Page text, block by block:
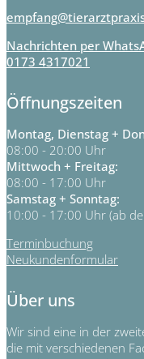
Nachrichten per
0173 4317021
Öffnungszeiten
Montag, Dienstag +
08:00 - 20:00 Uhr
Mittwoch + Freitag:
08:00 - 17:00 Uhr
Samstag + Sonntag:
10:00 - 17:00 Uhr (ab
Terminbuchung
Neukundenformular
Über uns
Wir sind eine in der
die mit verschiedenen